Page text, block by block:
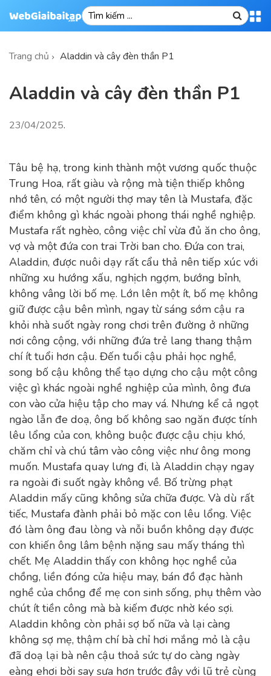
Trang chủ Aladdin và cây đèn thần P1
Aladdin và cây đèn thần P1
23/04/2025.
Tâu bệ hạ, trong kinh thành một vương quốc thuộc
Trung Hoa, rất giàu và rộng mà tiện thiếp không
nhớ tên, có một người thợ may tên là Mustafa, đặc
điểm không gì khác ngoài phong thái nghề nghiệp.
Mustafa rất nghèo, công việc chỉ vừa đủ ăn cho ông,
vợ và một đứa con trai Trời ban cho. Đứa con trai,
Aladdin, được nuôi dạy rất cẩu thả nên tiếp xúc với
những xu hướng xấu, nghịch ngợm, bướng bỉnh,
không vâng lời bố mẹ. Lớn lên một ít, bố mẹ không
giữ được cậu bên mình, ngay từ sáng sớm cậu ra
khỏi nhà suốt ngày rong chơi trên đường ở những
nơi công cộng, với những đứa trẻ lang thang thậm
chí ít tuổi hơn cậu. Đến tuổi cậu phải học nghề,
song bố cậu không thể tạo dựng cho cậu một công
việc gì khác ngoài nghề nghiệp của mình, ông đưa
con vào cửa hiệu tập cho may vá. Nhưng kể cả ngọt
ngào lẫn đe doạ, ông bố không sao ngăn được tính
lêu lổng của con, không buộc được cậu chịu khó,
chăm chỉ và chú tâm vào công việc như ông mong
muốn. Mustafa quay lưng đi, là Aladdin chạy ngay
ra ngoài đi suốt ngày không về. Bố trừng phạt
Aladdin mấy cũng không sửa chữa được. Và dù rất
tiếc, Mustafa đành phải bỏ mặc con lêu lổng. Việc
đó làm ông đau lòng và nỗi buồn không dạy được
con khiến ông lâm bệnh nặng sau mấy tháng thì
chết. Mẹ Aladdin thấy con không học nghề của
chồng, liền đóng cửa hiệu may, bán đồ đạc hành
nghề của chồng để mẹ con sinh sống, phụ thêm vào
chút ít tiền công mà bà kiếm được nhờ kéo sợi.
Aladdin không còn phải sợ bố nữa và lại càng
không sợ mẹ, thậm chí bà chỉ hơi mắng mỏ là cậu
đã doạ lại bà nên cậu thoả sức tự do càng ngày
eàng ehơi bời say sưa hơn trước đây với lũ trẻ cùng